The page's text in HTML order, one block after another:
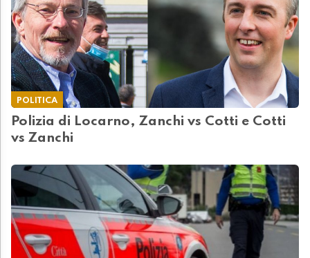
POLITICA
Polizia di Locarno, Zanchi vs Cotti e Cotti
vs Zanchi